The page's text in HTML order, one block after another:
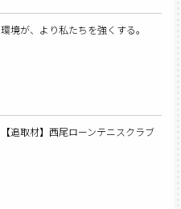
環境が、より私たちを強くする。
【追取材】西尾ローンテニスクラブ